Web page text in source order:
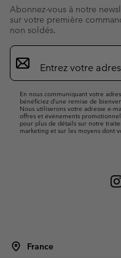
Abonnez-vous à notre
sur votre première
non soldés.
Inscription
par
e-
En nous communiquant votre
bénéficiez d’une remise de
Nous utiliserons votre adresse e-
offres et événements
pour plus de détails sur notre
marketing et sur les moyens dont
France